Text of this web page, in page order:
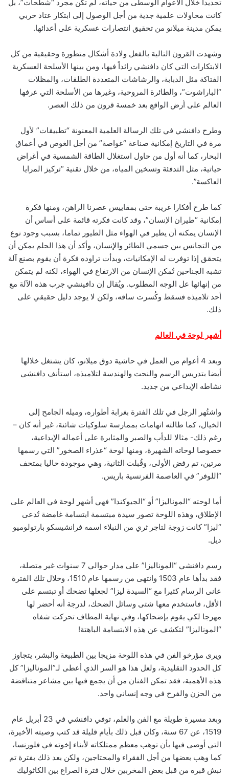
تحديداً خلال الأعوام الوسطى من حياته، لم تكن مجرد “شطحات”، بل
كانت محاولات علمية جدية من أجل الوصول إلى ابتكار عتاد حربي
يمكن مدينة ميلانو من تحقيق انتصارات عسكرية على أعدائها.
وشهدت القرون التالية بالفعل ولادة أشكال متطورة وحقيقية من كل
الابتكارات التي كان دافنشي رائداً فيها، ومن بينها الأسلحة العسكرية
الفتاكة مثل الدبابة، والرشاشات المتعددة الطلقات، والمظلات
“الباراشوت”، والطائرة المروحية، وغيرها من الأسلحة التي عرفها
العالم على أرض الواقع بعد خمسة قرون من ذلك العصر.
وطرح دافنشي في تلك الرسالة العلمية المعنونة “تطبيقات” لأول
مرة في التاريخ إمكانية صناعة “غواصة” من أجل الغوص في أعماق
البحار، كما أنه أول من حاول استغلال الطاقة الشمسية في أغراض
حياتية، مثل التدفئة وتسخين المياه، من خلال تقنية “تركيز المرايا
العاكسة”.
كما طرح أفكارا غريبة حتى بمقاييس عصرنا الراهن، ومنها فكرة
إمكانية “طيران الإنسان”، وقد كانت فكرته قائمة على أساس أن
الإنسان يمكنه أن يطير في الهواء مثل الطيور تماما، بسبب وجود نوع
من التجانس بين جسمي الطائر والإنسان، وأكد أن هذا الحلم يمكن أن
يتحقق إذا توفرت له الإمكانيات، وبدأت تراوده فكرة أن يقوم بصنع آلة
تشبه الجناحين تُمكن الإنسان من الارتفاع في الهواء، لكنه لم يتمكن
من إنهائها عل الوجه المطلوب. ويُقال إن دافينشي جرب هذه الآلة مع
أحد تلاميذه فسقط وكُسرت ساقه، ولكن لا يوجد دليل حقيقي على
ذلك.
أشهر لوحة في العالم
وبعد 4 أعوام من العمل في حاشية دوق ميلانو، كان يشتغل خلالها
أيضا بتدريس الرسم والنحت والهندسة لتلاميذه، استأنف دافنشي
نشاطه الإبداعي من جديد.
واشتُهر الرجل في تلك الفترة بغرابة أطواره، وميله الجامح إلى
الخيال، كما طالته اتهامات بممارسة سلوكيات شائنة، غير أنه كان –
رغم ذلك- مثالا للدأب والصبر والمثابرة على أعماله الإبداعية،
خصوصا لوحاته الشهيرة، ومنها لوحة “عذراء الصخور” التي رسمها
مرتين، تم رفض الأولى، وقُبلت الثانية، وهي موجودة حاليا بمتحف
“اللوفر” في العاصمة الفرنسية باريس.
أما لوحته “الموناليزا” أو “الجيوكندا” فهي أشهر لوحة في العالم على
الإطلاق، وهذه اللوحة تصور سيدة مبتسمة ابتسامة غامضة تُدعى
“ليزا” كانت زوجة لتاجر ثري من النبلاء اسمه فرانشيسكو بارتولوميو
ديل.
رسم دافنشي “الموناليزا” على مدار حوالي 7 سنوات غير متصلة،
فقد بدأها عام 1503 وانتهى من رسمها عام 1510، وخلال تلك الفترة
عانى الرسام كثيرا مع “السيدة ليزا” لجعلها تضحك أو تبتسم على
الأقل، فاستخدم معها شتى وسائل الضحك، لدرجة أنه أحضر لها
مهرجا لكي يقوم بإضحاكها، وفي نهاية المطاف تحركت شفاه
“الموناليزا” لتكشف عن هذه الابتسامة الباهتة!
ويرى مؤرخو الفن في هذه اللوحة مزيجا بين الطبيعة والبشر، يتجاوز
كل الحدود التقليدية، ولعل هذا هو السر الذي أعطى لـ”الموناليزا” كل
هذه الأهمية، فقد تمكن الفنان من أن يجمع فيها بين مشاعر متناقضة
من الحزن والفرح في وجه إنساني واحد.
وبعد مسيرة طويلة مع الفن والعلم، توفي دافنشي في 23 أبريل عام
1519، عن 67 سنة، وكان قبل ذلك بأيام قليلة قد كتب وصيته الأخيرة،
التي أوصى فيها بأن توهب معظم ممتلكاته لأبناء إخوته في فلورنسا،
كما وهب بعضها من أجل الفقراء والمحتاجين، ولكن بعد ذلك بفترة تم
نبش قبره من قبل بعض المخربين خلال فترة الصراع بين الكاثوليك